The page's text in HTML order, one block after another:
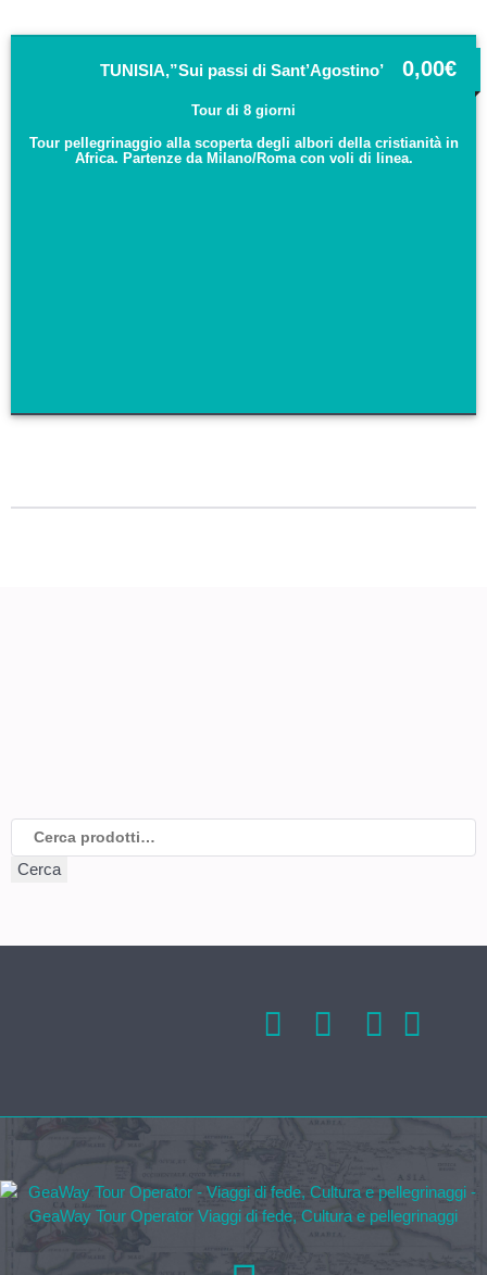
TUNISIA,”Sui passi di Sant’Agostino”
Tour di 8 giorni
Tour pellegrinaggio alla scoperta degli albori della cristianità in
Africa. Partenze da Milano/Roma con voli di linea.
0,00€
Cerca